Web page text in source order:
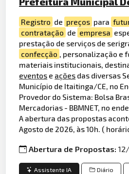
Registro de preços para
contratação de empresa
prestação de serviços de
confecção , personalização e
materiais institucionais,
eventos e ações das diversas
Município de Itaitinga/CE, no
Provedor do Sistema: Bolsa
Mercadorias - BBMNET, no
A abertura das propostas
Agosto de 2026, às 10h. (
Abertura de Propostas:
Assistente IA Diário